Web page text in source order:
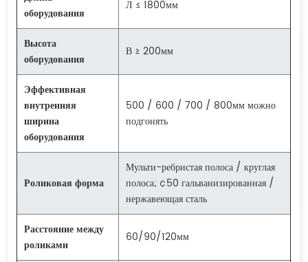
оборудования
Л ≤ 1800мм
Высота
оборудования
В ≥ 200мм
Эффективная
внутренняя
ширина
оборудования
500 / 600 / 700 / 800мм можно
подгонять
Роликовая форма
Мульти-ребристая полоса / круглая
полоса; ¢50 гальванизированная /
нержавеющая сталь
Расстояние между
роликами
60/90/120мм